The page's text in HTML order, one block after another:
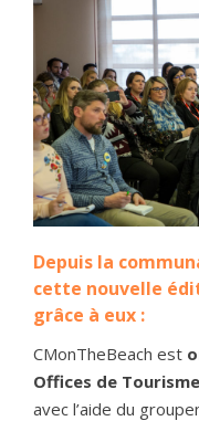
Depuis la
cette nouvelle
grâce à eux :
CMonTheBeach est
Offices de
avec l’aide du